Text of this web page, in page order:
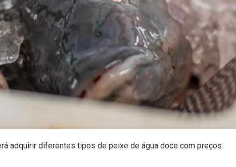
adquirir diferentes tipos de peixe de água doce com preços